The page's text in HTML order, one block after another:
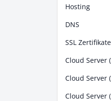
Hosting
DNS
SSL Zertifikate
Cloud Server
Cloud Server
Cloud Server